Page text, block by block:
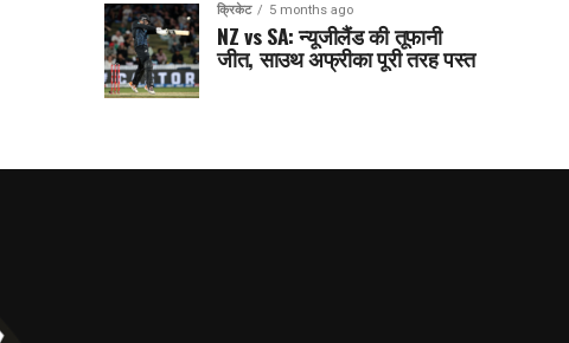
क्रिकेट 5 months ago
NZ vs SA: न्यूजीलैंड की तूफानी
जीत, साउथ अफ्रीका पूरी तरह पस्त